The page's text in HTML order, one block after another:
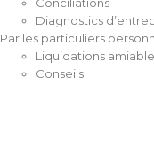
Diagnostics
Par les particuliers
Liquidations
Conseils